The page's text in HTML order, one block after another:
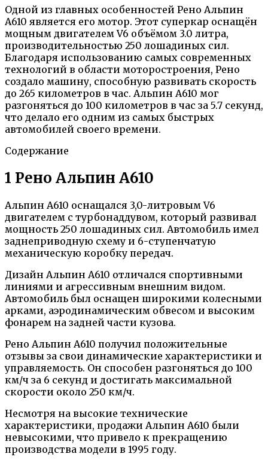
Одной из главных особенностей Рено Альпин
А610 является его мотор. Этот суперкар оснащён
мощным двигателем V6 объёмом 3.0 литра,
производительностью 250 лошадиных сил.
Благодаря использованию самых современных
технологий в области моторостроения, Рено
создало машину, способную развивать скорость
до 265 километров в час. Альпин А610 мог
разгоняться до 100 километров в час за 5.7 секунд,
что делало его одним из самых быстрых
автомобилей своего времени.
Содержание
1 Рено Альпин А610
Альпин А610 оснащался 3,0-литровым V6
двигателем с турбонаддувом, который развивал
мощность 250 лошадиных сил. Автомобиль имел
заднеприводную схему и 6-ступенчатую
механическую коробку передач.
Дизайн Альпин А610 отличался спортивными
линиями и агрессивным внешним видом.
Автомобиль был оснащен широкими колесными
арками, аэродинамическим обвесом и высоким
фонарем на задней части кузова.
Рено Альпин А610 получил положительные
отзывы за свои динамические характеристики и
управляемость. Он способен разгоняться до 100
км/ч за 6 секунд и достигать максимальной
скорости около 250 км/ч.
Несмотря на высокие технические
характеристики, продажи Альпин А610 были
невысокими, что привело к прекращению
производства модели в 1995 году.